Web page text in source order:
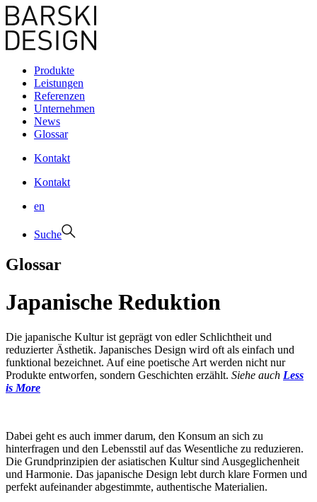
Produkte
Leistungen
Referenzen
Unternehmen
News
Glossar
Kontakt
Kontakt
en
Suche
Glossar
Japanische Reduktion
Die japanische Kultur ist geprägt von edler Schlichtheit und
reduzierter Ästhetik. Japanisches Design wird oft als einfach und
funktional bezeichnet. Auf eine poetische Art werden nicht nur
Produkte entworfen, sondern Geschichten erzählt. Siehe auch Less
is More
Dabei geht es auch immer darum, den Konsum an sich zu
hinterfragen und den Lebensstil auf das Wesentliche zu reduzieren.
Die Grundprinzipien der asiatischen Kultur sind Ausgeglichenheit
und Harmonie. Das japanische Design lebt durch klare Formen und
perfekt aufeinander abgestimmte, authentische Materialien.